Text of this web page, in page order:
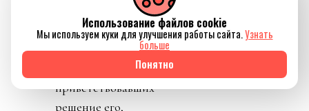
Джанни, скуля, начал
репостить копирующие
текст друг друга посты
приветствовавших
решение его,
Использование файлов cookie
Мы используем куки для улучшения работы сайта.Узнать
больше
Понятно